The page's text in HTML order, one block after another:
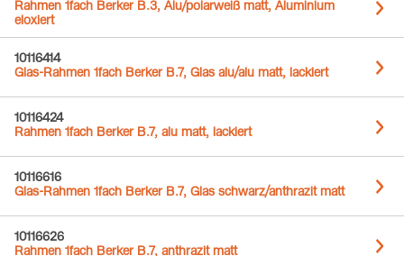
Rahmen 1fach Berker B.3, Alu/polarweiß matt, Aluminium
eloxiert
10116414
Glas-Rahmen 1fach Berker B.7, Glas alu/alu matt, lackiert
10116424
Rahmen 1fach Berker B.7, alu matt, lackiert
10116616
Glas-Rahmen 1fach Berker B.7, Glas schwarz/anthrazit matt
10116626
Rahmen 1fach Berker B.7, anthrazit matt